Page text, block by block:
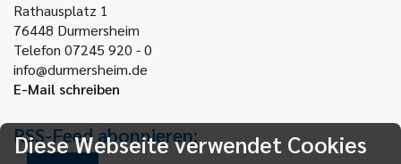
Rathausplatz 1
76448 Durmersheim
Telefon 07245 920 - 0
info@durmersheim.de
E-Mail schreiben
RSS-Feed abonnieren:
Diese Webseite verwendet Cookies